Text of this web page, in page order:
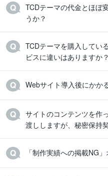
TCDテーマの代金とほぼ
うか？
TCDテーマを購入してい
ビスに違いはありますか？
Webサイト導入後にかか
サイトのコンテンツを作
渡ししますが、秘密保持
「制作実績への掲載NG